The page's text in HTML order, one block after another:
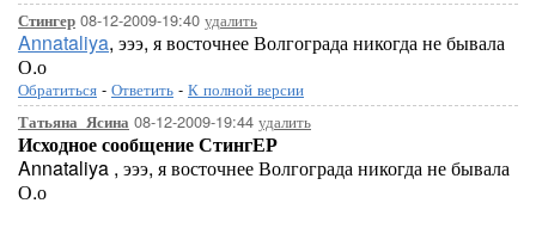
Стингер 08-12-2009-19:40 удалить
Annataliya, эээ, я восточнее Волгограда никогда не бывала
О.о
Обратиться - Ответить - К полной версии
Татьяна_Ясина 08-12-2009-19:44 удалить
Исходное сообщение СтингЕР
Annataliya , эээ, я восточнее Волгограда никогда не бывала
О.о